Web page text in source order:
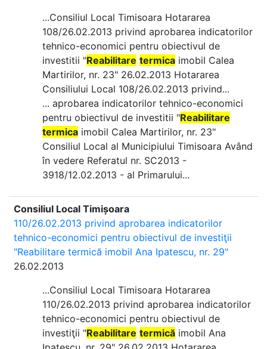
...Consiliul Local Timisoara Hotararea
108/26.02.2013 privind aprobarea indicatorilor
tehnico-economici pentru obiectivul de
investitii "Reabilitare termica imobil Calea
Martirilor, nr. 23" 26.02.2013 Hotararea
Consiliului Local 108/26.02.2013 privind...
... aprobarea indicatorilor tehnico-economici
pentru obiectivul de investitii "Reabilitare
termica imobil Calea Martirilor, nr. 23"
Consiliul Local al Municipiului Timisoara Având
în vedere Referatul nr. SC2013 -
3918/12.02.2013 - al Primarului...
Consiliul Local Timișoara
110/26.02.2013 privind aprobarea indicatorilor
tehnico-economici pentru obiectivul de investiţii
"Reabilitare termică imobil Ana Ipatescu, nr. 29"
26.02.2013
...Consiliul Local Timisoara Hotararea
110/26.02.2013 privind aprobarea indicatorilor
tehnico-economici pentru obiectivul de
investiţii "Reabilitare termică imobil Ana